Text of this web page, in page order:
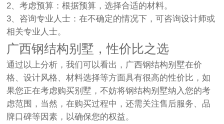
2、考虑预算：根据预算，选择合适的材料。
3、咨询专业人士：在不确定的情况下，可咨询设计师或
相关专业人士。
广西钢结构别墅，性价比之选
通过以上分析，我们可以看出，广西钢结构别墅在价
格、设计风格、材料选择等方面具有很高的性价比，如
果您正在考虑购买别墅，不妨将钢结构别墅纳入您的考
虑范围，当然，在购买过程中，还需关注售后服务、品
牌口碑等因素，以确保您的权益。